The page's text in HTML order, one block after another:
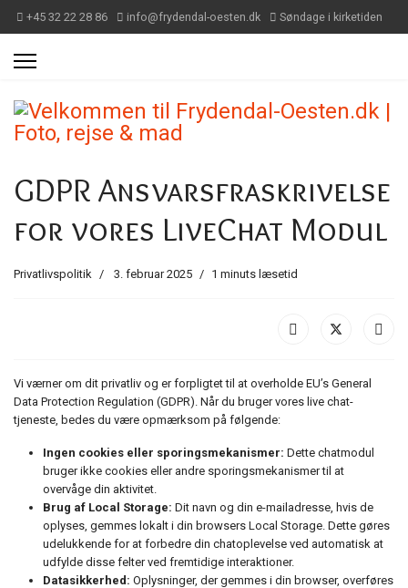
+45 32 22 28 86 info@frydendal-oesten.dk Søndage i kirketiden
GDPR Ansvarsfraskrivelse
for vores LiveChat Modul
Privatlivspolitik 3. februar 2025 1 minuts læsetid
Vi værner om dit privatliv og er forpligtet til at overholde EU’s General
Data Protection Regulation (GDPR). Når du bruger vores live chat-
tjeneste, bedes du være opmærksom på følgende:
Ingen cookies eller sporingsmekanismer: Dette chatmodul
bruger ikke cookies eller andre sporingsmekanismer til at
overvåge din aktivitet.
Brug af Local Storage: Dit navn og din e-mailadresse, hvis de
oplyses, gemmes lokalt i din browsers Local Storage. Dette gøres
udelukkende for at forbedre din chatoplevelse ved automatisk at
udfylde disse felter ved fremtidige interaktioner.
Datasikkerhed: Oplysninger, der gemmes i din browser, overføres